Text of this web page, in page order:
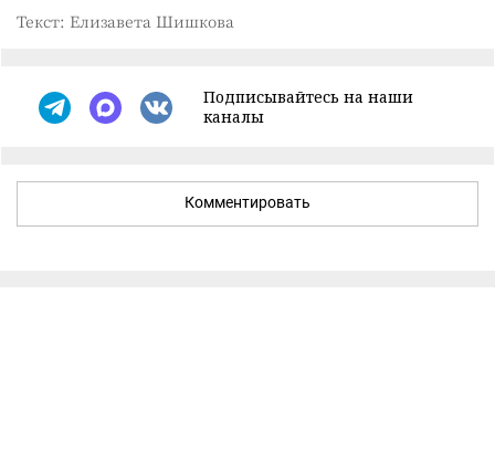
Текст: Елизавета Шишкова
Подписывайтесь на наши
каналы
Комментировать